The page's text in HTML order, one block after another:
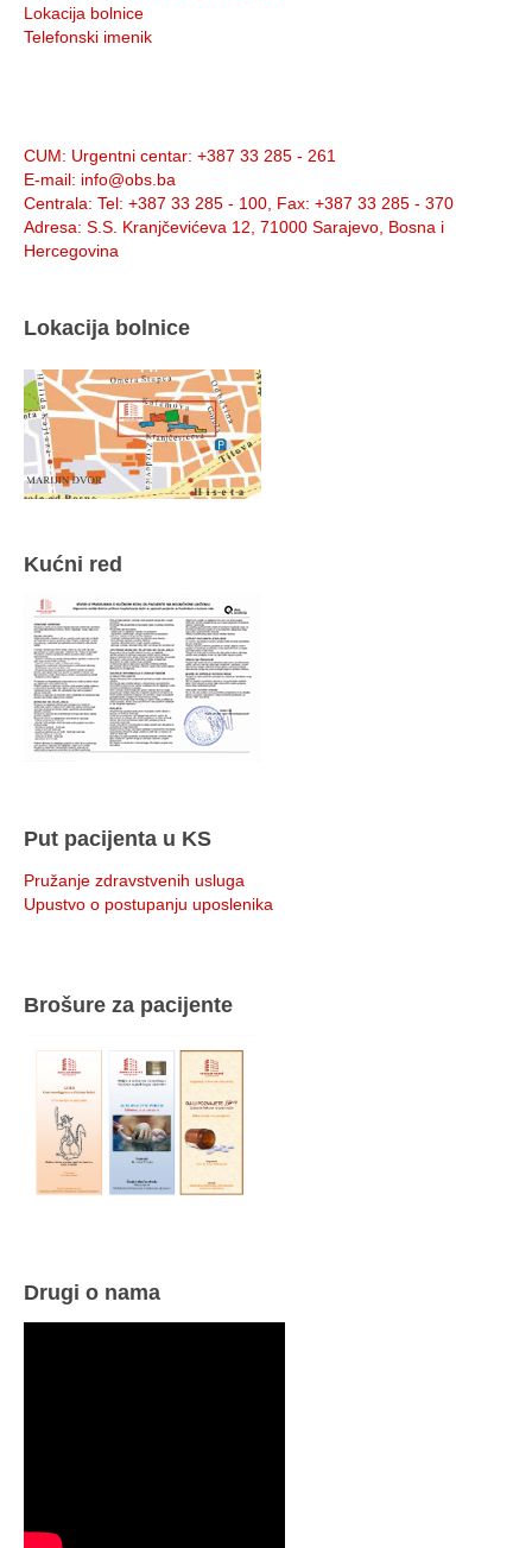
Lokacija bolnice
Telefonski imenik
CUM: Urgentni centar: +387 33 285 - 261
E-mail: info@obs.ba
Centrala: Tel: +387 33 285 - 100, Fax: +387 33 285 - 370
Adresa: S.S. Kranjčevićeva 12, 71000 Sarajevo, Bosna i
Hercegovina
Lokacija bolnice
Kućni red
Put pacijenta u KS
Pružanje zdravstvenih usluga
Upustvo o postupanju uposlenika
Brošure za pacijente
Drugi o nama